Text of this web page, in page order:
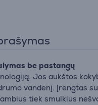
be pastangų
Jos aukštos
vandenį. Įrengtas
tiek smulkius